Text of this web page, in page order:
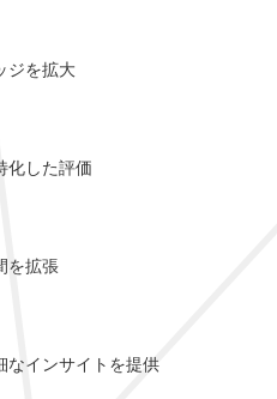
ジを拡大
化した評価
を拡張
なインサイトを提供